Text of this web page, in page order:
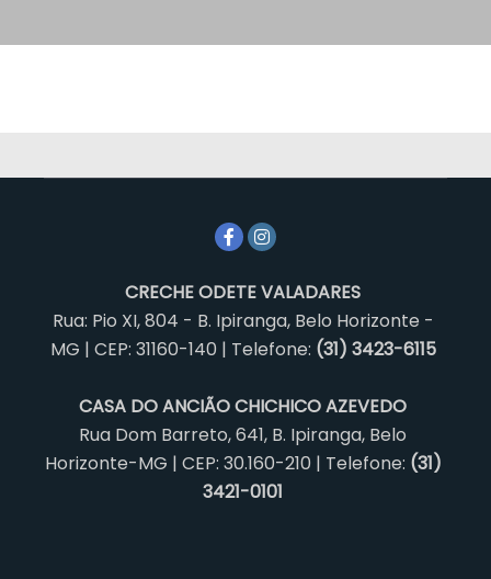
CRECHE ODETE VALADARES
Rua: Pio XI, 804 - B. Ipiranga, Belo Horizonte -
MG | CEP: 31160-140 | Telefone: (31) 3423-6115
CASA DO ANCIÃO CHICHICO AZEVEDO
Rua Dom Barreto, 641, B. Ipiranga, Belo
Horizonte-MG | CEP: 30.160-210 | Telefone: (31)
3421-0101